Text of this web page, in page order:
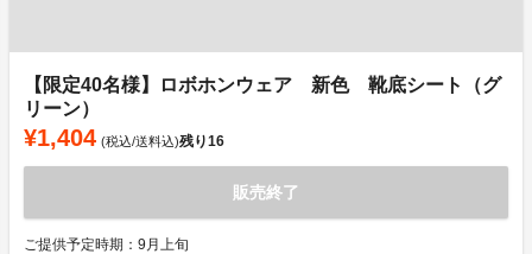
【限定40名様】ロボホンウェア 新色 靴底シート（グ
リーン）
¥1,404 (税込/送料込)残り16
販売終了
ご提供予定時期：9月上旬